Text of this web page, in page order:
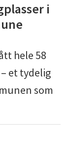
i
hele 58
et tydelig
som